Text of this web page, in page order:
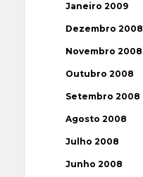
Janeiro 2009
Dezembro 2008
Novembro 2008
Outubro 2008
Setembro 2008
Agosto 2008
Julho 2008
Junho 2008